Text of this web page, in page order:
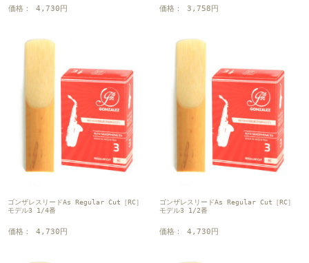
価格： 4,730円 価格： 3,758円
ゴンザレスリードAs Regular Cut［RC］
モデル3 1/4番
価格： 4,730円
ゴンザレスリードAs Regular Cut［RC］
モデル3 1/2番
価格： 4,730円